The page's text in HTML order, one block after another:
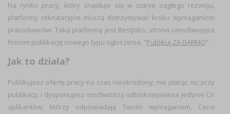
Na rynku pracy, który znajduje się w stanie ciągłego rozwoju,
platformy rekrutacyjne muszą dotrzymywać kroku wymaganiom
pracodawców. Taką platformą jest BestJobs, strona umożliwiająca
firmom publikację nowego typu ogłoszenia, “Publikuj ZA DARMO”.
Jak to działa?
Publikujesz ofertę pracy na czas nieokreślony, nie płacąc nic przy
publikacji, i dysponujesz możliwością odblokowywania jedynie CV
aplikantów, którzy odpowiadają Twoim wymaganiom. Cena